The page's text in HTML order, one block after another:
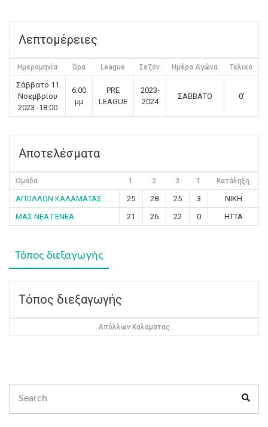
Λεπτομέρειες
Ημερομηνία Ώρα League Σεζόν Ημέρα Αγώνα Τελικό
Σάββατο 11
Νοεμβρίου
2023 -18:00
6:00
μμ
PRE
LEAGUE
2023-
2024
ΣΑΒΒΑΤΟ 0'
Αποτελέσματα
Ομάδα 1 2 3 T Κατάληξη
ΑΠΟΛΛΩΝ ΚΑΛΑΜΑΤΑΣ 25 28 25 3
ΝΙΚΗ
ΜΑΣ ΝΕΑ ΓΕΝΕΑ
21 26 22 0 ΗΤΤΑ
Τόπος διεξαγωγής
Τόπος διεξαγωγής
Απόλλων Καλαμάτας
for: